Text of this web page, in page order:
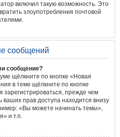
включил такую возможность. Это
злоупотребления почтовой
сообщений
сообщение?
щёлкните по кнопке «Новая
в теме щёлкните по кнопке
прежде чем
прав доступа находится внизу
«Вы можете начинать темы»,
и т.п.